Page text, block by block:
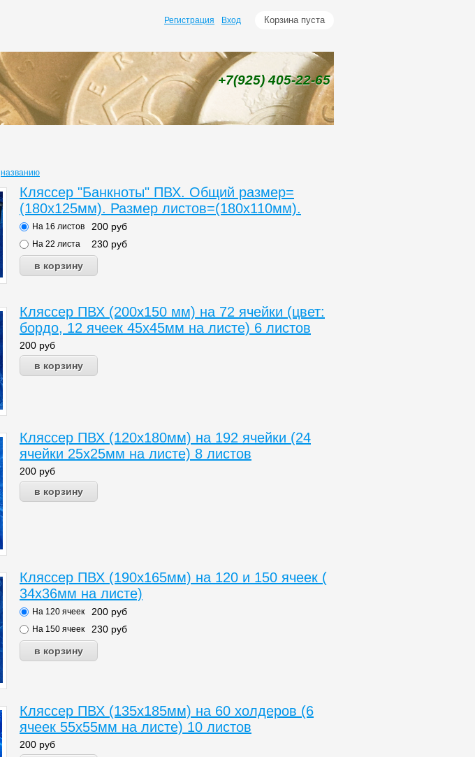
Корзина пуста
Регистрация Вход
+7(925)405-22-65
названию
Кляссер "Банкноты" ПВХ. Общий размер=
(180х125мм). Размер листов=(180х110мм).
На 16 листов 200 руб
На 22 листа 230 руб
Кляссер ПВХ (200х150 мм) на 72 ячейки (цвет:
бордо, 12 ячеек 45х45мм на листе) 6 листов
200 руб
Кляссер ПВХ (120х180мм) на 192 ячейки (24
ячейки 25х25мм на листе) 8 листов
200 руб
Кляссер ПВХ (190х165мм) на 120 и 150 ячеек (
34х36мм на листе)
На 120 ячеек 200 руб
На 150 ячеек 230 руб
Кляссер ПВХ (135х185мм) на 60 холдеров (6
ячеек 55х55мм на листе) 10 листов
200 руб